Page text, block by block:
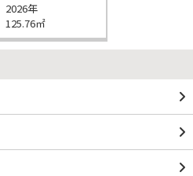
2026年
125.76㎡